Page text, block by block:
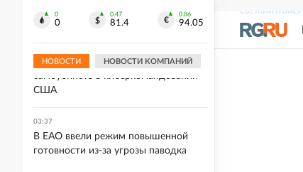
СВЕЖИЙ НОМЕР
0
0
0.47
81.4
0.86
94.05
НОВОСТИ НОВОСТИ КОМПАНИЙ
ПВО
Bloomberg узнал о серии
самоубийств в киберкомандовании
США
03:37
В ЕАО ввели режим повышенной
готовности из-за угрозы паводка